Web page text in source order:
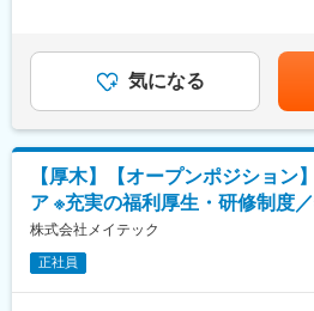
徴です。その為、顧客の要望／考
ことができます。そこで得た知識
る技術を考え、製品に反映し、世
センサーを一緒に開発していきまし
■雰囲気：
平均年齢も比較的低く、大変活気の
グラウンドを持ったメンバーが働い
変更の範囲：本文参照
〇ポジション概要
私たちは、意欲的で経験豊富な車
ニアを募集しています。
UN-R155認証取得に貢献します。
〇部門構成
（1）サイバーセキュリティ・故障
ティ
に決定賃金はあくまでも目安の金
る可能性があります。月給(月額)は
気になる
【厚木】【オープンポジション
ア ※充実の福利厚生・研修制度
株式会社メイテック
正社員